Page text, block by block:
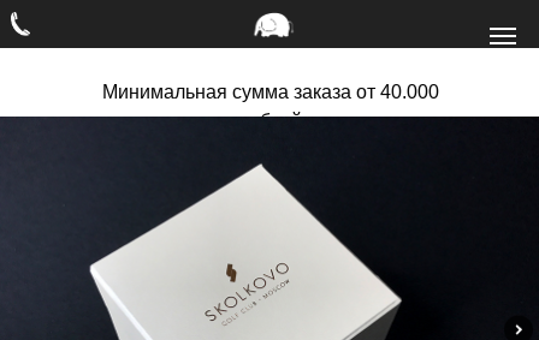
Минимальная сумма заказа от 40.000
рублей